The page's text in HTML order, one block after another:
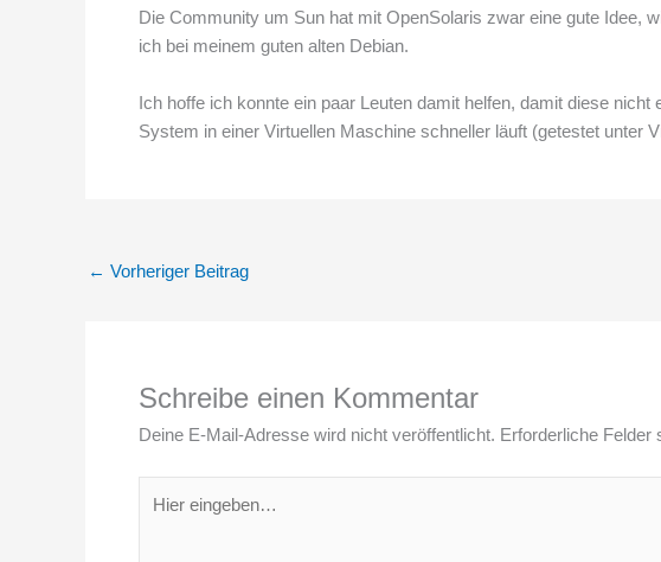
Die Community um Sun hat mit OpenSolaris zwar eine gute Idee,
ich bei meinem guten alten Debian.
Ich hoffe ich konnte ein paar Leuten damit helfen, damit diese
System in einer Virtuellen Maschine schneller läuft (getestet unter
← Vorheriger Beitrag
Schreibe einen Kommentar
Deine E-Mail-Adresse wird nicht veröffentlicht. Erforderliche Felder
eingeben…